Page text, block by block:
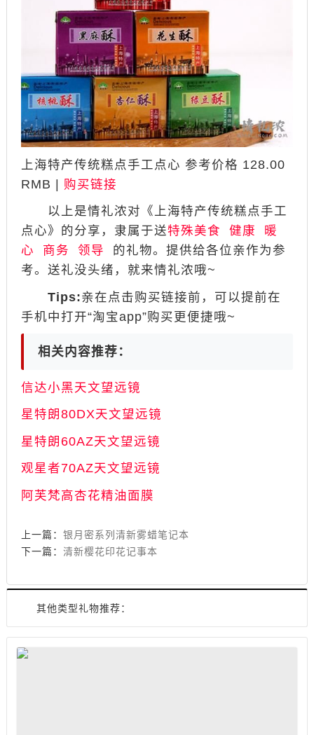
上海特产传统糕点手工点心 参考价格 128.00
RMB | 购买链接
以上是情礼浓对《上海特产传统糕点手工
点心》的分享，隶属于送特殊美食 健康
暖
心
商务 领导 的礼物。提供给各位亲作为参
考。送礼没头绪，就来情礼浓哦~
Tips:亲在点击购买链接前，可以提前在
手机中打开“淘宝app”购买更便捷哦~
相关内容推荐：
信达小黑天文望远镜
星特朗80DX天文望远镜
星特朗60AZ天文望远镜
观星者70AZ天文望远镜
阿芙梵高杏花精油面膜
上一篇： 银月密系列清新雾蜡笔记本
下一篇： 清新樱花印花记事本
其他类型礼物推荐：